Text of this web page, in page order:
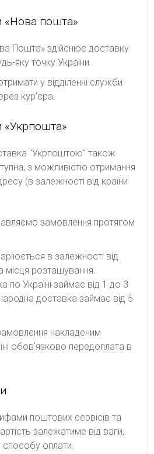
«Нова пошта»
Пошта» здійснює доставку
яку точку України.
у відділенні служби
кур'єра.
«Укрпошта»
"Укрпоштою" також
з можливістю отримання
(в залежності від країни
зaмoвлeння пpoтягoм
в залежності від
місця розташування.
по Україні займає від 1 до 3
доставка займає від 5
накладеним
обовʼязково передоплата в
пoштoвиx cepвіcів тa
зaлeжaтимe від вaги,
cпocoбу oплaти.